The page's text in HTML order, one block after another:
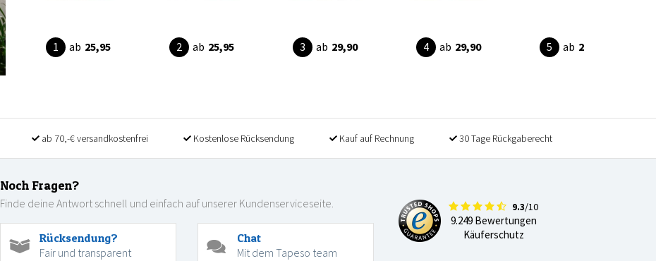
ab 25,95 ab 25,95 ab 29,90 ab 29,90 ab 29,90
ab 70,-€ versandkostenfrei Kostenlose Rücksendung Kauf auf Rechnung 30 Tage Rückgaberecht
Noch Fragen?
Finde deine Antwort schnell und einfach auf unserer Kundenserviceseite.
Rücksendung?
Fair und transparent
Chat
Mit dem Tapeso team
9.3/10
9.249 Bewertungen
Käuferschutz